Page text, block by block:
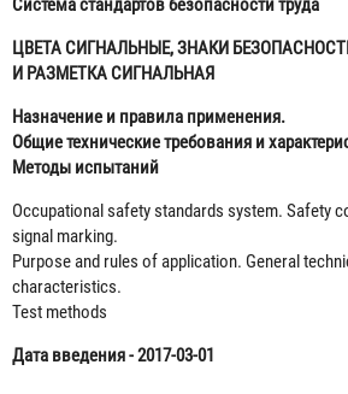
Система стандартов безопасности труда
ЦВЕТА СИГНАЛЬНЫЕ, ЗНАКИ
И РАЗМЕТКА СИГНАЛЬНАЯ
Назначение и правила применения.
Общие технические требования и
Методы испытаний
Occupational safety standards system. Safety
signal marking.
Purpose and rules of application. General
characteristics.
Test methods
Дата введения - 2017-03-01